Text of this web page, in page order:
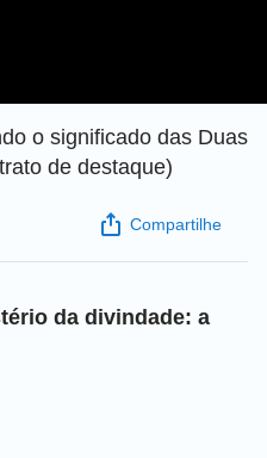
o significado das Duas
de destaque)
Compartilhe
da divindade: a